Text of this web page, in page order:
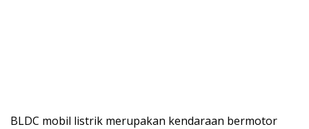
BLDC mobil listrik merupakan kendaraan bermotor